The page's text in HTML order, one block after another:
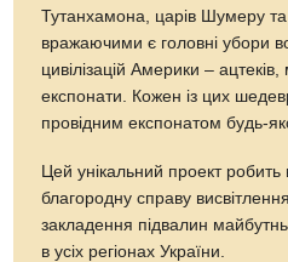
Тутанхамона, царів Шумеру та
вражаючими є головні убори
цивілізацій Америки – ацтеків,
експонати. Кожен із цих
провідним експонатом будь-
Цей унікальний проект
благородну справу
закладення підвалин
в усіх регіонах України.